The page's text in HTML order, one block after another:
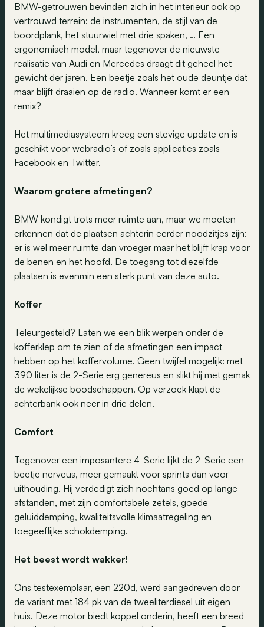
BMW-getrouwen bevinden zich in het interieur ook op
vertrouwd terrein: de instrumenten, de stijl van de
boordplank, het stuurwiel met drie spaken, … Een
ergonomisch model, maar tegenover de nieuwste
realisatie van Audi en Mercedes draagt dit geheel het
gewicht der jaren. Een beetje zoals het oude deuntje dat
maar blijft draaien op de radio. Wanneer komt er een
remix?
Het multimediasysteem kreeg een stevige update en is
geschikt voor webradio’s of zoals applicaties zoals
Facebook en Twitter.
Waarom grotere afmetingen?
BMW kondigt trots meer ruimte aan, maar we moeten
erkennen dat de plaatsen achterin eerder noodzitjes zijn:
er is wel meer ruimte dan vroeger maar het blijft krap voor
de benen en het hoofd. De toegang tot diezelfde
plaatsen is evenmin een sterk punt van deze auto.
Koffer
Teleurgesteld? Laten we een blik werpen onder de
kofferklep om te zien of de afmetingen een impact
hebben op het koffervolume. Geen twijfel mogelijk: met
390 liter is de 2-Serie erg genereus en slikt hij met gemak
de wekelijkse boodschappen. Op verzoek klapt de
achterbank ook neer in drie delen.
Comfort
Tegenover een imposantere 4-Serie lijkt de 2-Serie een
beetje nerveus, meer gemaakt voor sprints dan voor
uithouding. Hij verdedigt zich nochtans goed op lange
afstanden, met zijn comfortabele zetels, goede
geluiddemping, kwaliteitsvolle klimaatregeling en
toegeeflijke schokdemping.
Het beest wordt wakker!
Ons testexemplaar, een 220d, werd aangedreven door
de variant met 184 pk van de tweeliterdiesel uit eigen
huis. Deze motor biedt koppel onderin, heeft een breed